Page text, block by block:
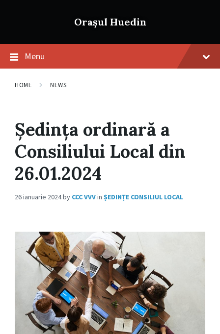
Orașul Huedin
Menu
HOME NEWS
Ședința ordinară a
Consiliului Local din
26.01.2024
26 ianuarie 2024by CCC VVVin ȘEDINȚE CONSILIUL LOCAL